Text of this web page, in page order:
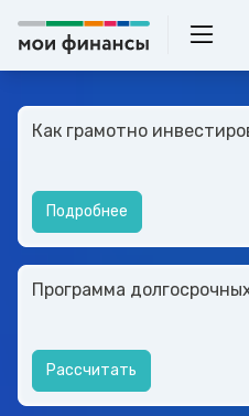
Как грамотно
Подробнее
Программа
Рассчитать